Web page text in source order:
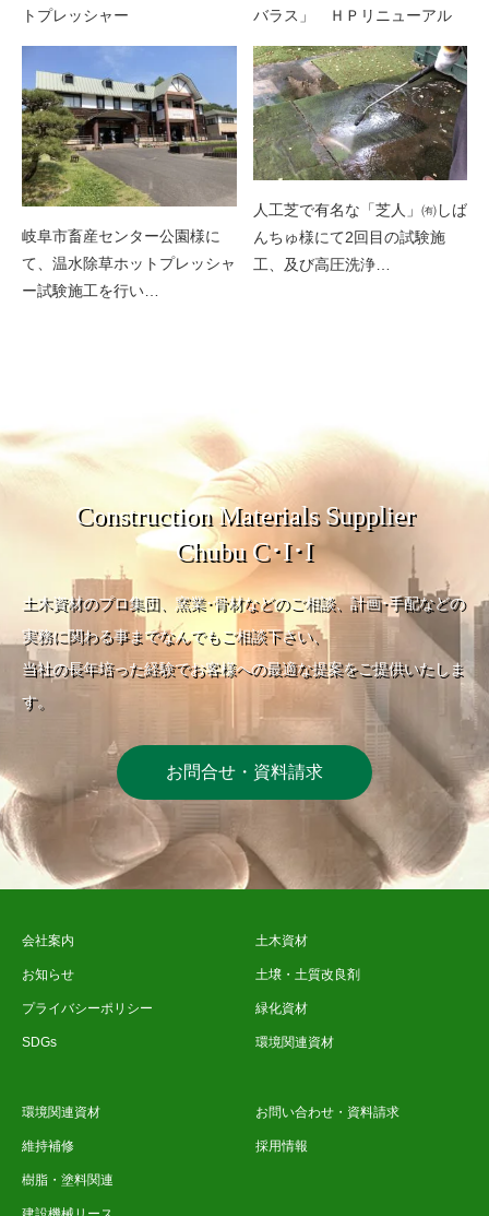
トプレッシャー
バラス」 ＨＰリニューアル
岐阜市畜産センター公園様に
て、温水除草ホットプレッシャ
ー試験施工を行い…
人工芝で有名な「芝人」㈲しば
んちゅ様にて2回目の試験施
工、及び高圧洗浄…
Construction Materials Supplier
Chubu C･I･I
土木資材のプロ集団、窯業･骨材などのご相談、計画･手配などの
実務に関わる事までなんでもご相談下さい、
当社の長年培った経験でお客様への最適な提案をご提供いたしま
す。
お問合せ・資料請求
会社案内
お知らせ
プライバシーポリシー
SDGs
土木資材
土壌・土質改良剤
緑化資材
環境関連資材
環境関連資材
維持補修
樹脂・塗料関連
お問い合わせ・資料請求
採用情報